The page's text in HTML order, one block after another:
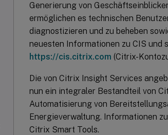
Generierung von
ermöglichen es technischen
diagnostizieren und zu beheben
neuesten Informationen zu CIS und
https://cis.citrix.com (Citrix-
Die von Citrix Insight Services
nun ein integraler Bestandteil von
Automatisierung von
Energieverwaltung. Informationen
Citrix Smart Tools.